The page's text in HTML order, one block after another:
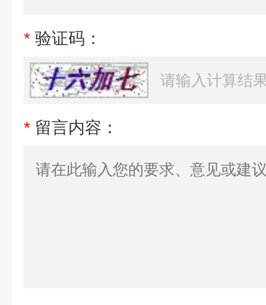
* 验证码：
* 留言内容：